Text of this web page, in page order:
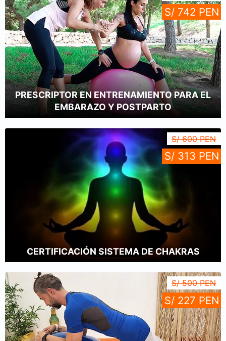
PRESCRIPTOR EN ENTRENAMIENTO PARA EL
EMBARAZO Y POSTPARTO
S/ 742 PEN
CERTIFICACIÓN SISTEMA DE CHAKRAS
S/ 313 PEN
S/ 600 PEN
S/ 227 PEN
S/ 500 PEN